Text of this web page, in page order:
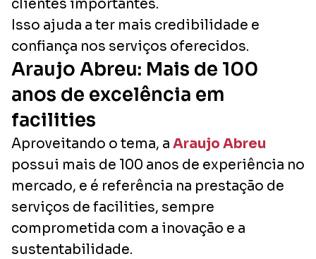
clientes importantes.
Isso ajuda a ter mais credibilidade e
confiança nos serviços oferecidos.
Araujo Abreu: Mais de 100
anos de excelência em
facilities
Aproveitando o tema, a Araujo Abreu
possui mais de 100 anos de experiência no
mercado, e é referência na prestação de
serviços de facilities, sempre
comprometida com a inovação e a
sustentabilidade.